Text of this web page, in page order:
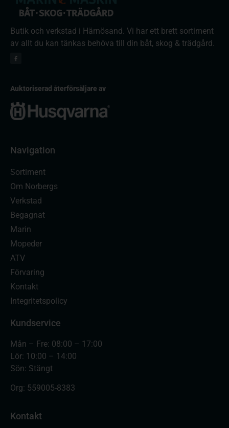
Butik och verkstad i Härnösand. Vi har ett brett sortiment
av allt du kan tänkas behöva till din båt, skog & trädgård.
Auktoriserad återförsäljare av
Navigation
Sortiment
Om Norbergs
Verkstad
Begagnat
Marin
Mopeder
ATV
Förvaring
Kontakt
Integritetspolicy
Kundservice
Mån – Fre: 08:00 – 17:00
Lör: 10:00 – 14:00
Sön: Stängt
Org: 559005-8383
Kontakt